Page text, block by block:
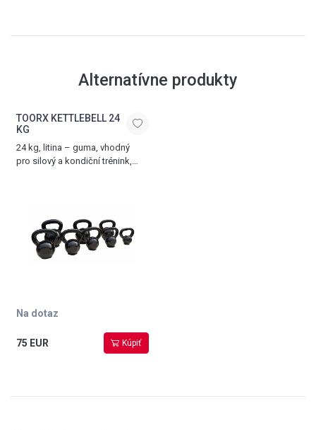
Alternatívne produkty
TOORX KETTLEBELL 24
KG
24 kg, litina – guma, vhodný
pro silový a kondiční trénink,
Na dotaz
75 EUR Kúpiť